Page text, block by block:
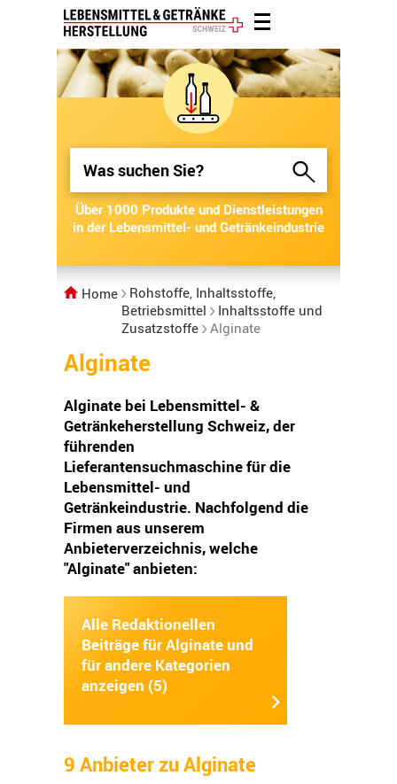
Über 1000 Produkte und Dienstleistungen
in der Lebensmittel- und Getränkeindustrie
Über 1000 Produkte und Dienstleistungen
in der Lebensmittel- und Getränkeindustrie
Home
Rohstoffe, Inhaltsstoffe,
Betriebsmittel
Inhaltsstoffe und
Zusatzstoffe Alginate
Alginate
Alginate bei Lebensmittel- &
Getränkeherstellung Schweiz, der
führenden
Lieferantensuchmaschine für die
Lebensmittel- und
Getränkeindustrie. Nachfolgend die
Firmen aus unserem
Anbieterverzeichnis, welche
"Alginate" anbieten:
Alle Redaktionellen
Beiträge für Alginate und
für andere Kategorien
anzeigen (5)
9 Anbieter zu Alginate